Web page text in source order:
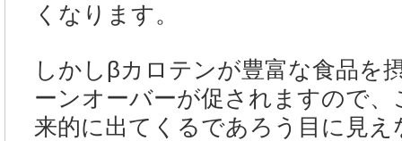
くなります。
しかしβカロテンが豊富な食品を
ーンオーバーが促されますので、
来的に出てくるであろう目に見